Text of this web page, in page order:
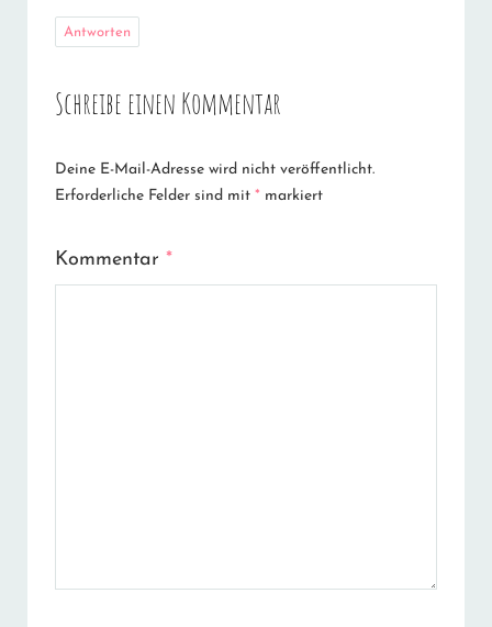
Antworten
Schreibe einen Kommentar
Deine E-Mail-Adresse wird nicht veröffentlicht.
Erforderliche Felder sind mit * markiert
Kommentar *